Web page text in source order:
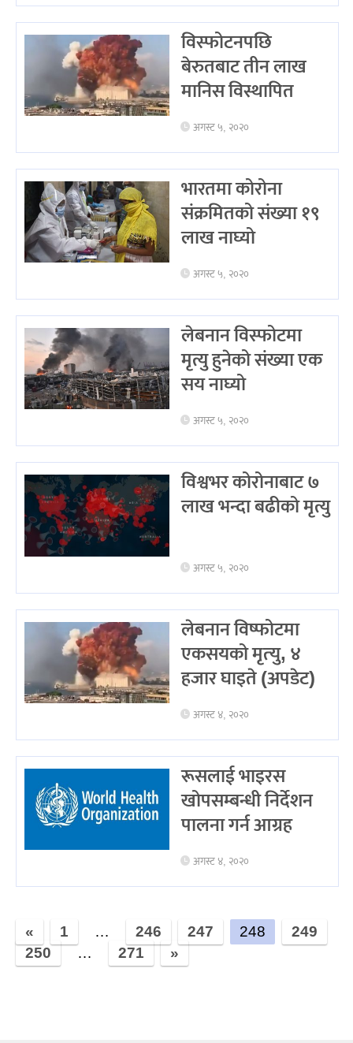
विस्फोटनपछि
बेरुतबाट तीन लाख
मानिस विस्थापित
अगस्ट ५, २०२०
भारतमा कोरोना
संक्रमितको संख्या १९
लाख नाघ्यो
अगस्ट ५, २०२०
लेबनान विस्फोटमा
मृत्यु हुनेको संख्या एक
सय नाघ्यो
अगस्ट ५, २०२०
विश्वभर कोरोनाबाट ७
लाख भन्दा बढीको मृत्यु
अगस्ट ५, २०२०
लेबनान विष्फोटमा
एकसयको मृत्‍यु, ४
हजार घाइते (अपडेट)
अगस्ट ४, २०२०
रूसलाई भाइरस
खोपसम्बन्धी निर्देशन
पालना गर्न आग्रह
अगस्ट ४, २०२०
« 1 … 246 247 248
249
250
… 271 »